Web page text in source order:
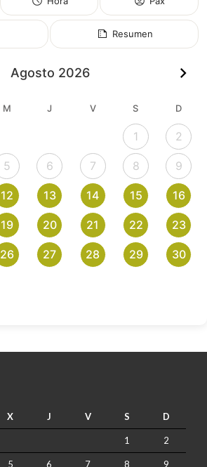
Resumen
Agosto 2026
M J V S D
1 2
5 6 7 8 9
12 13 14 15 16
19 20 21 22 23
26 27 28 29 30
X J V S D
1 2
5 6 7 8 9